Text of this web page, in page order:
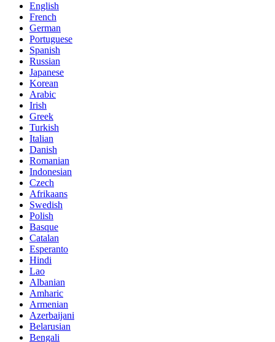
English
French
German
Portuguese
Spanish
Russian
Japanese
Korean
Arabic
Irish
Greek
Turkish
Italian
Danish
Romanian
Indonesian
Czech
Afrikaans
Swedish
Polish
Basque
Catalan
Esperanto
Hindi
Lao
Albanian
Amharic
Armenian
Azerbaijani
Belarusian
Bengali